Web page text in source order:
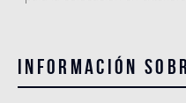
Información